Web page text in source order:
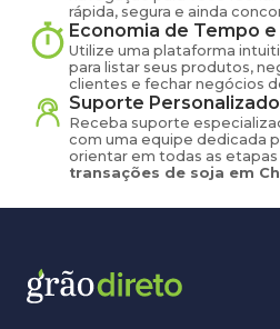
rápida, segura e ainda
Economia de Tempo
Utilize uma plataforma
para listar seus produtos,
clientes e fechar negócios
Suporte Personalizado
Receba suporte
com uma equipe dedicada
orientar em todas as
transações de soja em